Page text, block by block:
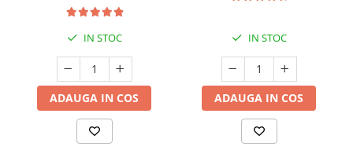
IN STOC
ADAUGA IN COS
IN STOC
ADAUGA IN COS